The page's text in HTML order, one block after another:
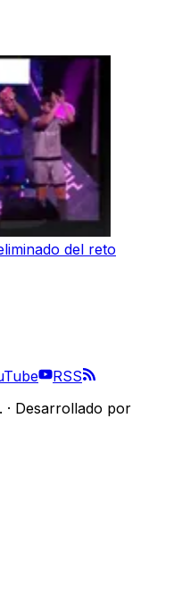
del reto
RSS
· Desarrollado por